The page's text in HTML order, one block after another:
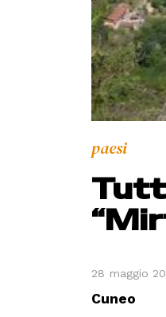
paesi
28 maggio
Cuneo